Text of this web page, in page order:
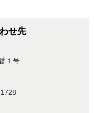
せ先
１号